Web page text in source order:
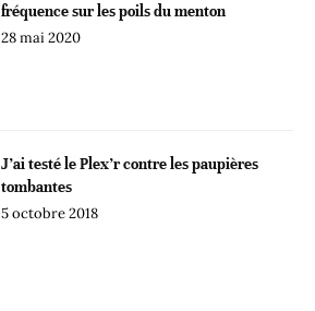
fréquence sur les poils du menton
28 mai 2020
J’ai testé le Plex’r contre les paupières
tombantes
5 octobre 2018